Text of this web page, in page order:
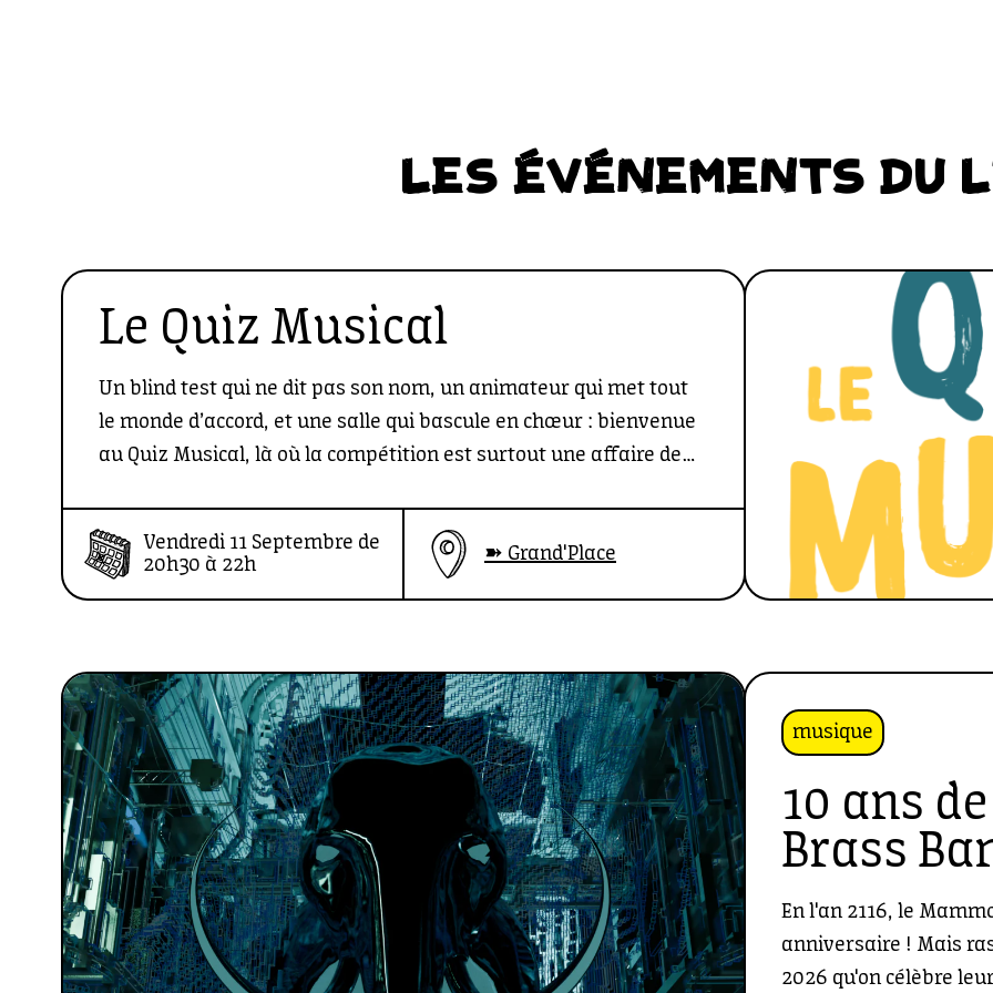
LES ÉVÉNEMENTS DU
Le Quiz Musical
Un blind test qui ne dit pas son nom, un animateur qui met tout
le monde d’accord, et une salle qui bascule en chœur : bienvenue
au Quiz Musical, là où la compétition est surtout une affaire de
Vendredi 11 Septembre de
20h30 à 22h
➽ Grand'Place
musique
10 ans
Brass
En l'an 2116, le
anniversaire ! Mais
2026 qu'on célèbre